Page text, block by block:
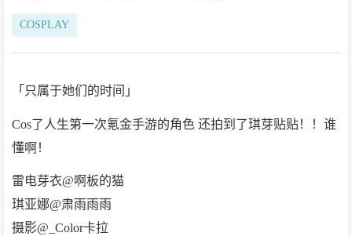
COSPLAY
「只属于她们的时间」
Cos了人生第一次氪金手游的角色 还拍到了琪芽贴贴！！谁
懂啊！
雷电芽衣@啊板的猫
琪亚娜@肃雨雨雨
摄影@_Color卡拉